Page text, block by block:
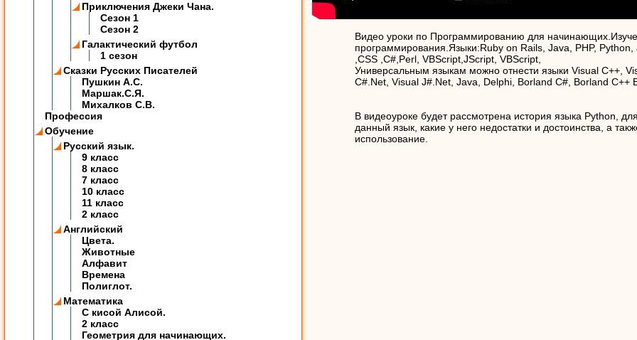
Приключения Джеки Чана.
Сезон 1
Сезон 2
Галактический футбол
1 сезон
Сказки Русских Писателей
Пушкин А.С.
Маршак.С.Я.
Михалков С.В.
Профессия
Обучение
Русский язык.
9 класс
8 класс
7 класс
10 класс
11 класс
2 класс
Английский
Цвета.
Животные
Алфавит
Времена
Полиглот.
Математика
C кисой Алисой.
2 класс
Геометрия для начинающих.
Видео уроки по Программированию для
программирования.Языки:Ruby on Rails, Java, PHP,
,CSS ,C#,Perl, VBScript,JScript, VBScript,
Универсальным языкам можно отнести языки Visual C++,
C#.Net, Visual J#.Net, Java, Delphi, Borland C#, Borland C++
В видеоуроке будет рассмотрена история языка Python,
данный язык, какие у него недостатки и достоинства, а
использование.